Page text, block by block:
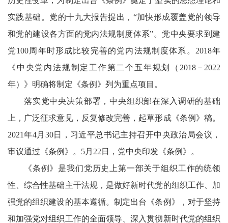
实践基础。党的十九大报告提出，“加快形成覆盖党的领导
和党的建设各方面的党内法规制度体系”。党中央要求到建
党100周年时形成比较完善的党内法规制度体系。2018年
《中央党内法规制定工作第二个五年规划（2018－2022
年）》明确将制定《条例》列为重点项目。
落实党中央决策部署，中央组织部在深入调研的基础
上，广泛征求意见，反复修改完善，起草形成《条例》稿。
2021年4月30日，习近平总书记主持召开中央政治局会议，
审议通过《条例》。5月22日，党中央印发《条例》。
《条例》是我们党历史上第一部关于组织工作的统领
性、综合性基础主干法规，是做好新时代党的组织工作、加
强党的组织建设的基本遵循。制定出台《条例》，对于坚持
和加强党对组织工作的全面领导、深入贯彻新时代党的组织